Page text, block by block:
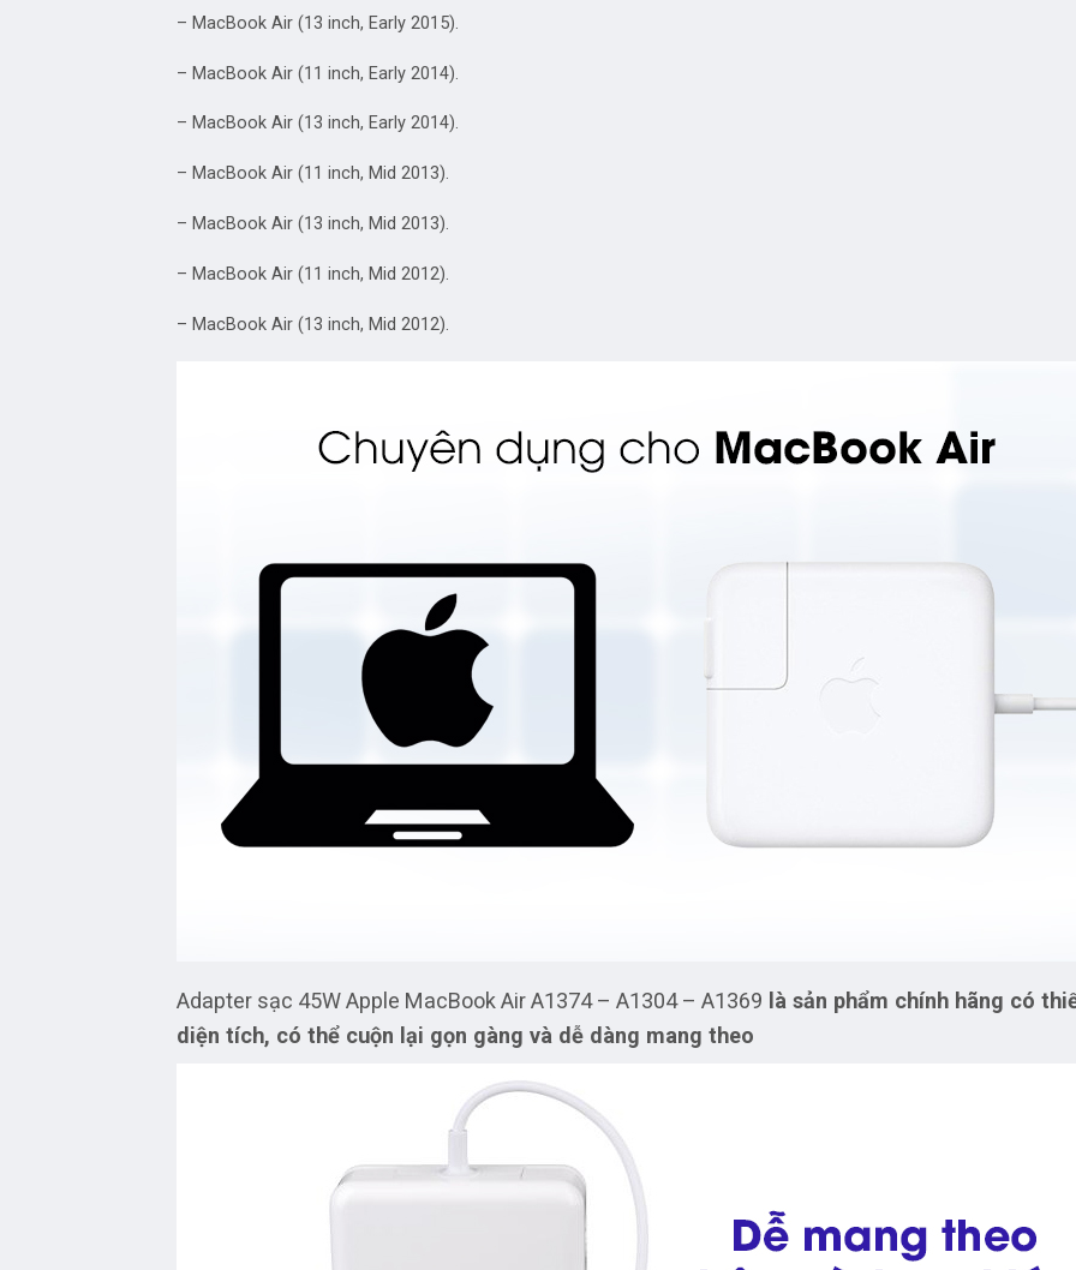
– MacBook Air (13 inch, Early 2015).
– MacBook Air (11 inch, Early 2014).
– MacBook Air (13 inch, Early 2014).
– MacBook Air (11 inch, Mid 2013).
– MacBook Air (13 inch, Mid 2013).
– MacBook Air (11 inch, Mid 2012).
– MacBook Air (13 inch, Mid 2012).
Adapter sạc 45W Apple MacBook Air A1374 – A1304 – A1369 là sản phẩm chính hãng có
diện tích, có thể cuộn lại gọn gàng và dễ dàng mang theo